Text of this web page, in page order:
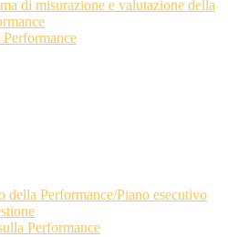
di misurazione e valutazione della
della Performance/Piano esecutivo
Performance